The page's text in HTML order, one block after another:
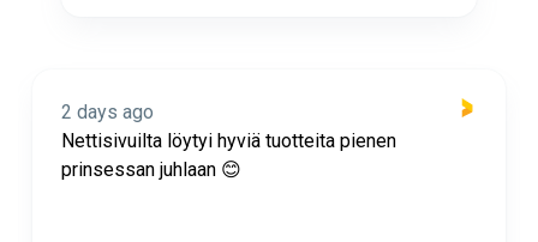
2 days ago
Nettisivuilta löytyi hyviä tuotteita pienen
prinsessan juhlaan 😊